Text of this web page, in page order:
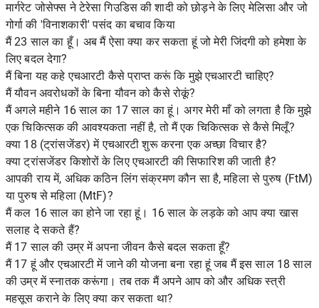
मार्गरेट जोसेफ्स ने टेरेसा गिउडिस की शादी को छोड़ने के लिए मेलिसा और जो
गोर्गा की 'विनाशकारी' पसंद का बचाव किया
मैं 23 साल का हूँ। अब मैं ऐसा क्या कर सकता हूं जो मेरी जिंदगी को हमेशा के
लिए बदल देगा?
मैं बिना यह कहे एचआरटी कैसे प्राप्त करूं कि मुझे एचआरटी चाहिए?
मैं यौवन अवरोधकों के बिना यौवन को कैसे रोकूं?
मैं अगले महीने 16 साल का 17 साल का हूं। अगर मेरी माँ को लगता है कि मुझे
एक चिकित्सक की आवश्यकता नहीं है, तो मैं एक चिकित्सक से कैसे मिलूँ?
क्या 18 (ट्रांसजेंडर) में एचआरटी शुरू करना एक अच्छा विचार है?
क्या ट्रांसजेंडर किशोरों के लिए एचआरटी की सिफारिश की जाती है?
आपकी राय में, अधिक कठिन लिंग संक्रमण कौन सा है, महिला से पुरुष (FtM)
या पुरुष से महिला (MtF)?
मैं कल 16 साल का होने जा रहा हूं। 16 साल के लड़के को आप क्या खास
सलाह दे सकते हैं?
मैं 17 साल की उम्र में अपना जीवन कैसे बदल सकता हूँ?
मैं 17 हूं और एचआरटी में जाने की योजना बना रहा हूं जब मैं इस साल 18 साल
की उम्र में स्नातक करूंगा। तब तक मैं अपने आप को और अधिक स्त्री
महसूस कराने के लिए क्या कर सकता था?